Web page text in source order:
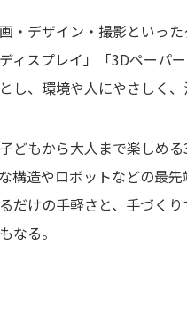
・デザイン・撮影といっ
ィスプレイ」「3Dペーパ
し、環境や人にやさしく
どもから大人まで楽しめ
構造やロボットなどの最
だけの手軽さと、手づく
なる。